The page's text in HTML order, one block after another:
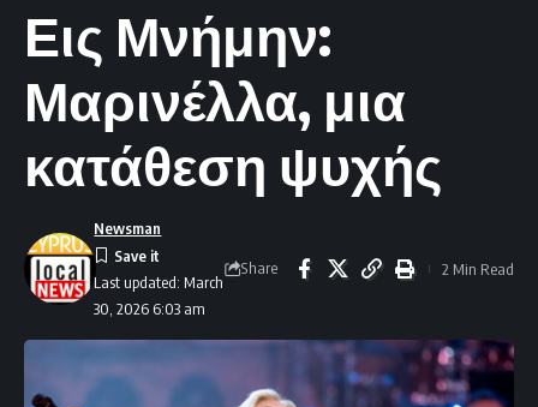
Εις Μνήμην:
Μαρινέλλα, μια
κατάθεση ψυχής
Last updated: March
30, 2026 6:03 am
Newsman
Share 2 Min Read